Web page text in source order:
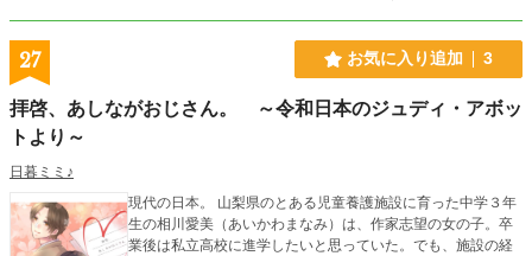
27 お気に入り追加 3
拝啓、あしながおじさん。 ～令和日本のジュディ・アボッ
トより～
日暮ミミ♪
現代の日本。 山梨県のとある児童養護施設に育った中学３年
生の相川愛美（あいかわまなみ）は、作家志望の女の子。卒
業後は私立高校に進学したいと思っていた。でも、施設の経